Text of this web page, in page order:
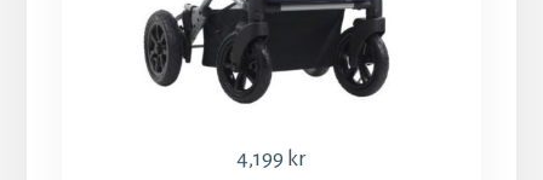
4,199 kr